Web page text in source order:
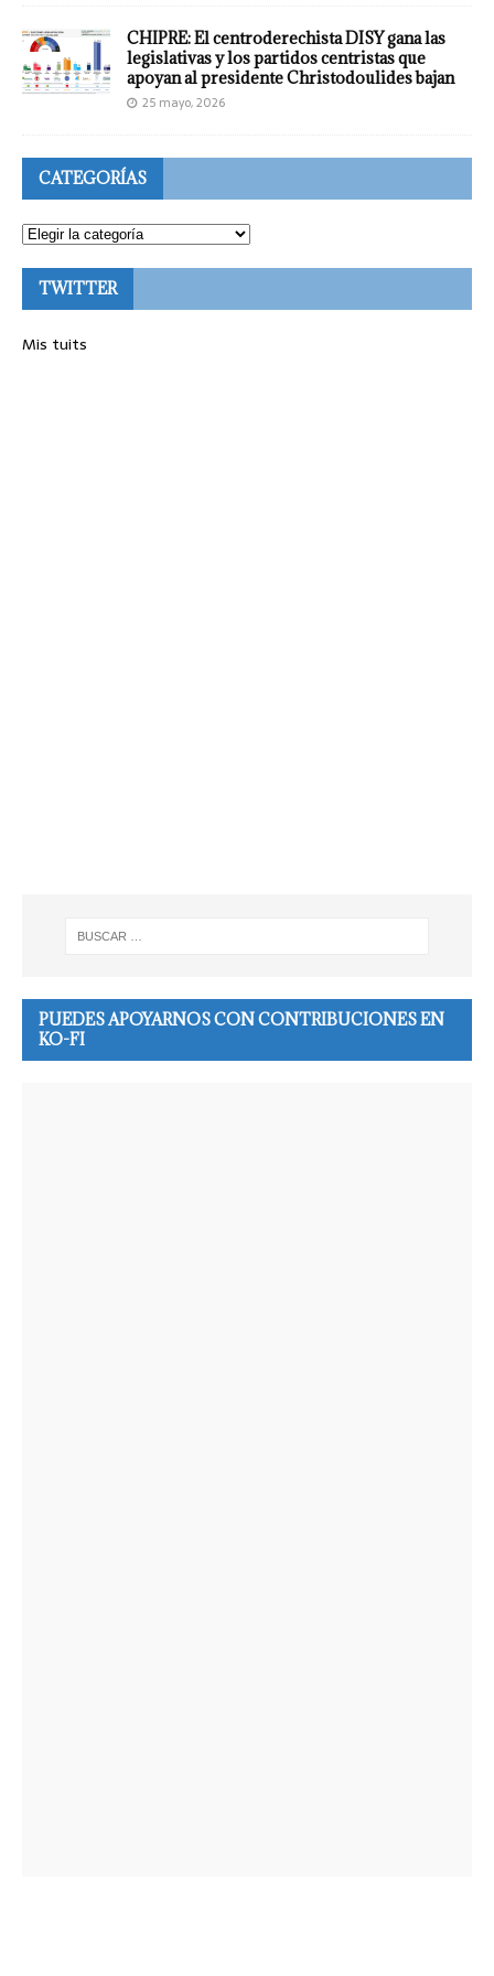
CHIPRE: El centroderechista DISY gana las
legislativas y los partidos centristas que
apoyan al presidente Christodoulides bajan
25 mayo, 2026
CATEGORÍAS
TWITTER
Mis tuits
PUEDES APOYARNOS CON CONTRIBUCIONES EN
KO-FI